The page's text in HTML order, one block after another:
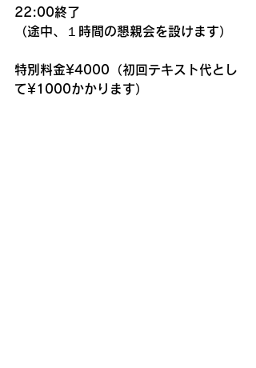
22:00終了
（途中、１時間の懇親会を設けます）
特別料金¥4000（初回テキスト代とし
て¥1000かかります）